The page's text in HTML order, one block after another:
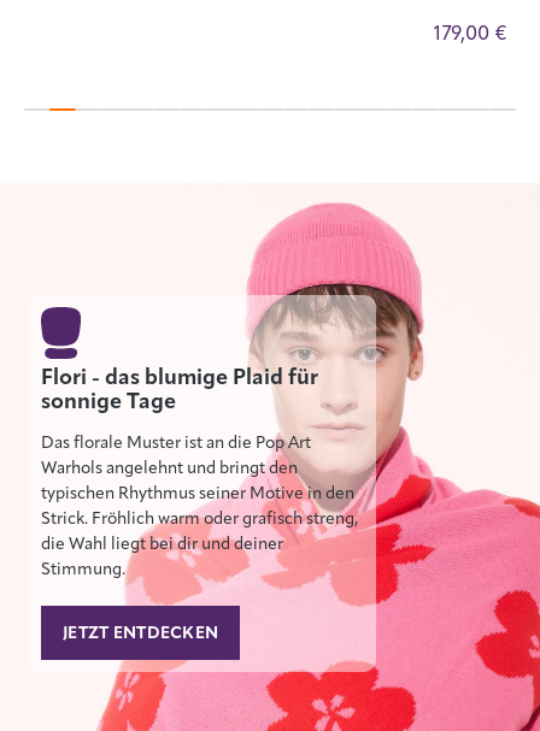
179,00 €
Flori - das blumige Plaid für
sonnige Tage
Das florale Muster ist an die Pop Art
Warhols angelehnt und bringt den
typischen Rhythmus seiner Motive in den
Strick. Fröhlich warm oder grafisch streng,
die Wahl liegt bei dir und deiner
Stimmung.
JETZT ENTDECKEN